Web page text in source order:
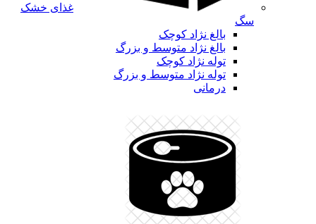
غذای خشک
سگ
بالغ نژاد کوچک
بالغ نژاد متوسط و بزرگ
توله نژاد کوچک
توله نژاد متوسط و بزرگ
درمانی